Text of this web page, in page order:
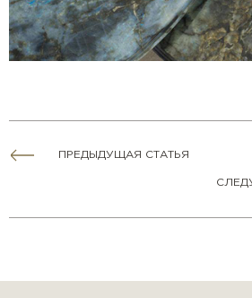
ПРЕДЫДУЩАЯ СТАТЬЯ